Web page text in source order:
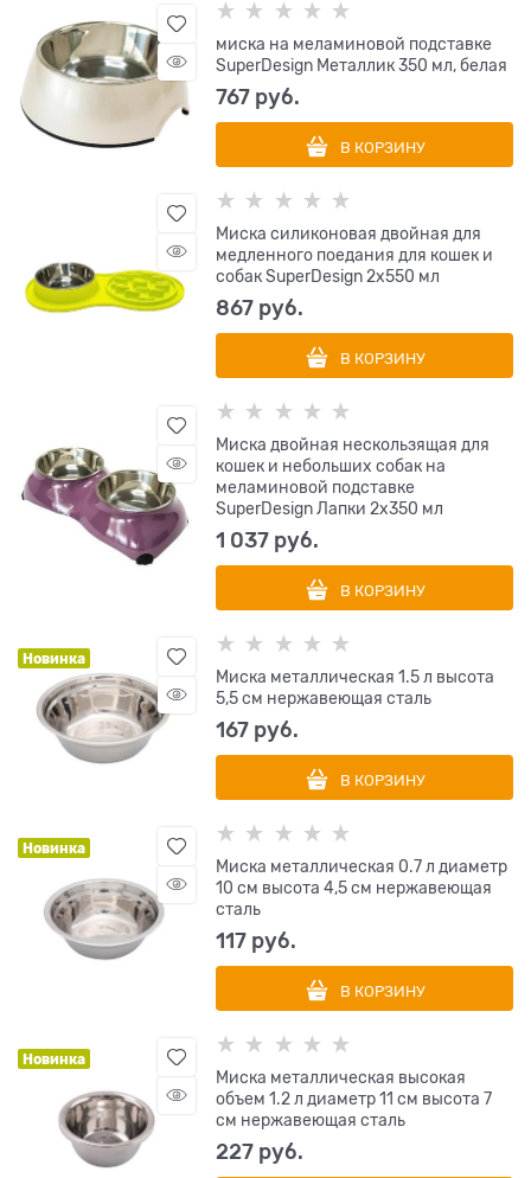
миска на меламиновой подставке
SuperDesign Металлик 350 мл, белая
767 руб.
В КОРЗИНУ
Миска силиконовая двойная для
медленного поедания для кошек и
собак SuperDesign 2х550 мл
867 руб.
В КОРЗИНУ
Миска двойная нескользящая для
кошек и небольших собак на
меламиновой подставке
SuperDesign Лапки 2х350 мл
1 037 руб.
В КОРЗИНУ
Новинка
Миска металлическая 1.5 л высота
5,5 см нержавеющая сталь
167 руб.
В КОРЗИНУ
Новинка
Миска металлическая 0.7 л диаметр
10 см высота 4,5 см нержавеющая
сталь
117 руб.
В КОРЗИНУ
Новинка
Миска металлическая высокая
объем 1.2 л диаметр 11 см высота 7
см нержавеющая сталь
227 руб.